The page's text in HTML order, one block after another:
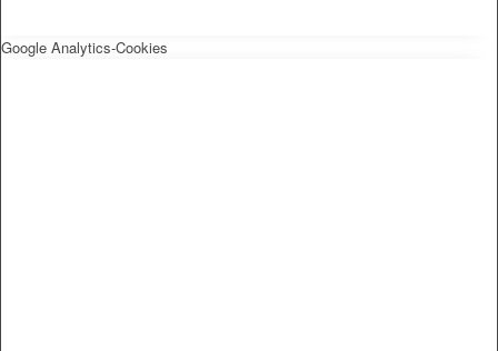
Google Analytics-Cookies